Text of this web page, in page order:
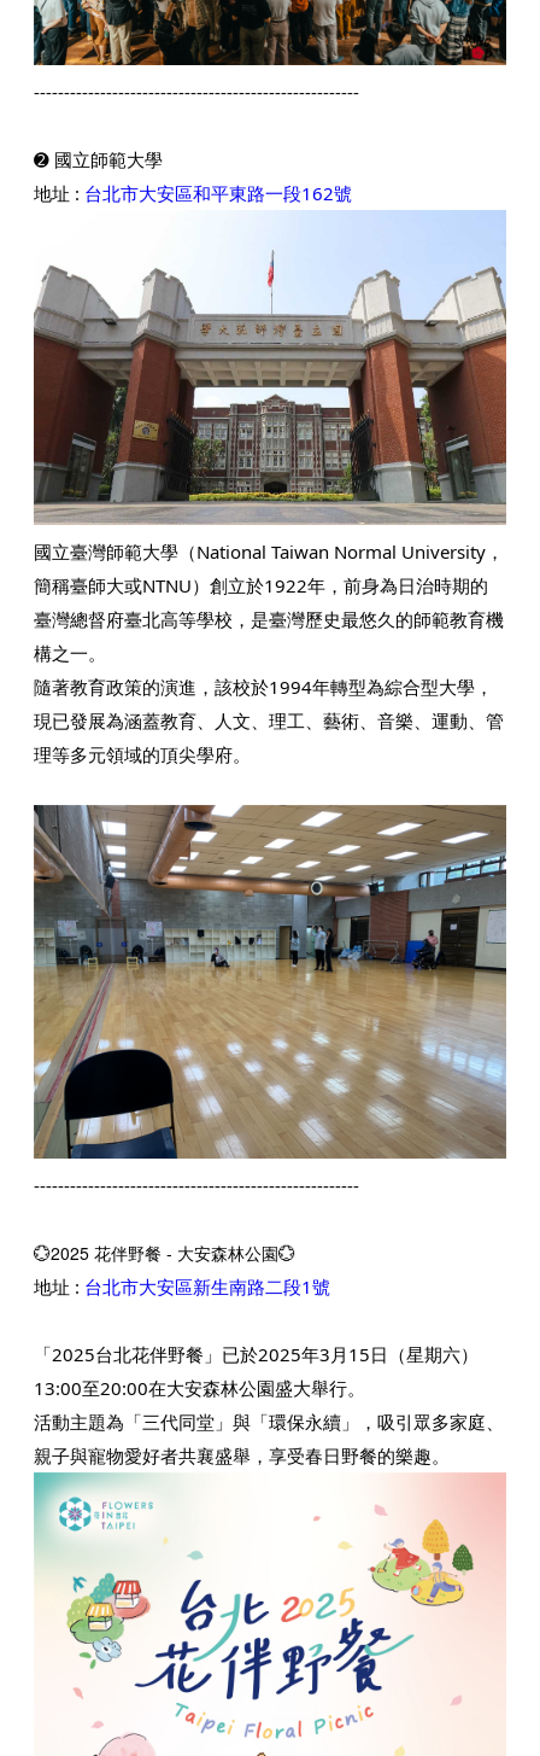
------------------------------------------------------
➋ 國立師範大學
地址 : 台北市大安區和平東路一段162號
國立臺灣師範大學（National Taiwan Normal University，
簡稱臺師大或NTNU）創立於1922年，前身為日治時期的
臺灣總督府臺北高等學校，是臺灣歷史最悠久的師範教育機
構之一。
隨著教育政策的演進，該校於1994年轉型為綜合型大學，
現已發展為涵蓋教育、人文、理工、藝術、音樂、運動、管
理等多元領域的頂尖學府。​
------------------------------------------------------
💮2025 花伴野餐 - 大安森林公園💮
地址 : 台北市大安區新生南路二段1號
「2025台北花伴野餐」已於2025年3月15日（星期六）
13:00至20:00在大安森林公園盛大舉行。​
活動主題為「三代同堂」與「環保永續」，吸引眾多家庭、
親子與寵物愛好者共襄盛舉，享受春日野餐的樂趣。